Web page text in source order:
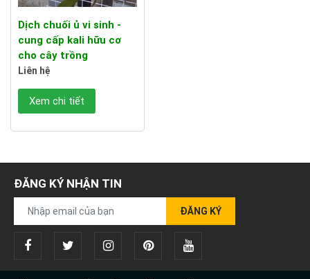
Dịch chuối ủ vi sinh -
cung cấp kali hữu cơ
cho cây trồng
Liên hệ
Xem chi tiết
ĐĂNG KÝ NHẬN TIN
ĐĂNG KÝ